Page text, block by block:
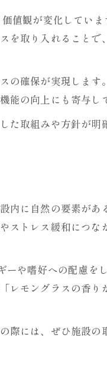
値観が変化していま
を取り入れることで
の確保が実現します
の向上にも寄与し
た取組みや方針が明
内に自然の要素があ
ストレス緩和につな
ーや嗜好への配慮を
レモングラスの香り
際には、ぜひ施設の